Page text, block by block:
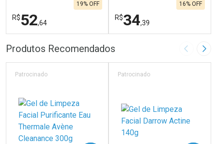
R$52,64
19% OFF
FECHAR
Laboratório
FECHAR
Por Menos
R$34,39
16% OFF
Laboratório
Por Menos
Produtos Recomendados Imagem
Patrocinado Patrocinado